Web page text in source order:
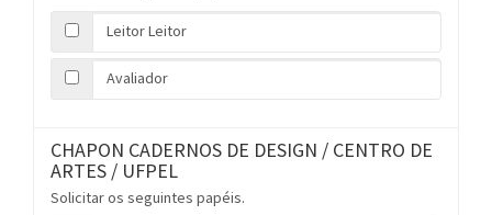
Leitor Leitor
Avaliador
CHAPON CADERNOS DE DESIGN / CENTRO DE
ARTES / UFPEL
Solicitar os seguintes papéis.